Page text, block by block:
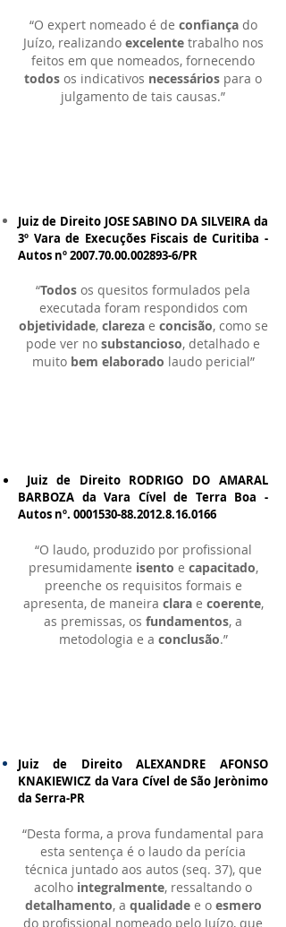
“O expert nomeado é de confiança do
Juízo, realizando excelente trabalho nos
feitos em que nomeados, fornecendo
todos os indicativos necessários para o
julgamento de tais causas.”
Juiz de Direito JOSE SABINO DA SILVEIRA da
3º Vara de Execuções Fiscais de Curitiba -
Autos nº2007.70.00.002893-6/PR
“Todos os quesitos formulados pela
executada foram respondidos com
objetividade, clareza e concisão, como se
pode ver no substancioso, detalhado e
muito bem elaborado laudo pericial”
Juiz de Direito RODRIGO DO AMARAL
BARBOZA da Vara Cível de Terra Boa -
Autos nº. 0001530-88.2012.8.16.0166
“O laudo, produzido por profissional
presumidamente isento e capacitado,
preenche os requisitos formais e
apresenta, de maneira clara e coerente,
as premissas, os fundamentos, a
metodologia e a conclusão.”
Juiz de Direito ALEXANDRE AFONSO
KNAKIEWICZ da Vara Cível de São Jerònimo
da Serra-PR
“Desta forma, a prova fundamental para
esta sentença é o laudo da perícia
técnica juntado aos autos (seq. 37), que
acolho integralmente, ressaltando o
detalhamento, a qualidade e o esmero
do profissional nomeado pelo Juízo, que